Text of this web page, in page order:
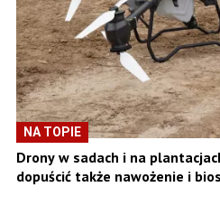
NA TOPIE
Drony w sadach i na
dopuścić także nawożenie i